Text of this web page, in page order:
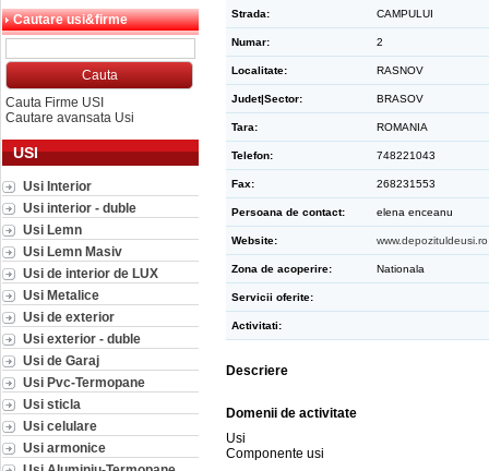
Cautare usi&firme
Cauta Firme USI
Cautare avansata Usi
USI
Usi Interior
Usi interior - duble
Usi Lemn
Usi Lemn Masiv
Usi de interior de LUX
Usi Metalice
Usi de exterior
Usi exterior - duble
Usi de Garaj
Usi Pvc-Termopane
Usi sticla
Usi celulare
Usi armonice
Strada: CAMPULUI
Numar: 2
Localitate: RASNOV
Judet|Sector: BRASOV
Tara: ROMANIA
Telefon: 748221043
Fax: 268231553
Persoana de contact: elena enceanu
Website: www.depozituldeusi.ro
Zona de acoperire: Nationala
Servicii oferite:
Activitati:
Descriere
Domenii de activitate
Usi
Componente usi